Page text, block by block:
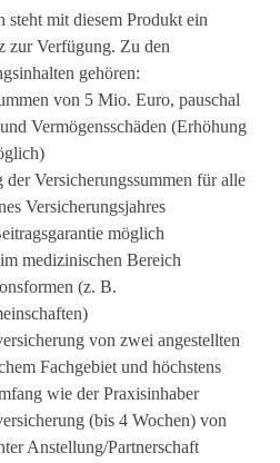
mit diesem Produkt ein
zur Verfügung. Zu den
gehören:
von 5 Mio. Euro, pauschal
Vermögensschäden (Erhöhung
Versicherungssummen für alle
Versicherungsjahres
möglich
medizinischen Bereich
(z. B.
von zwei angestellten
Fachgebiet und höchstens
wie der Praxisinhaber
(bis 4 Wochen) von
Anstellung/Partnerschaft